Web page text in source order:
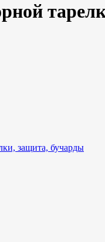
защита, бучарды